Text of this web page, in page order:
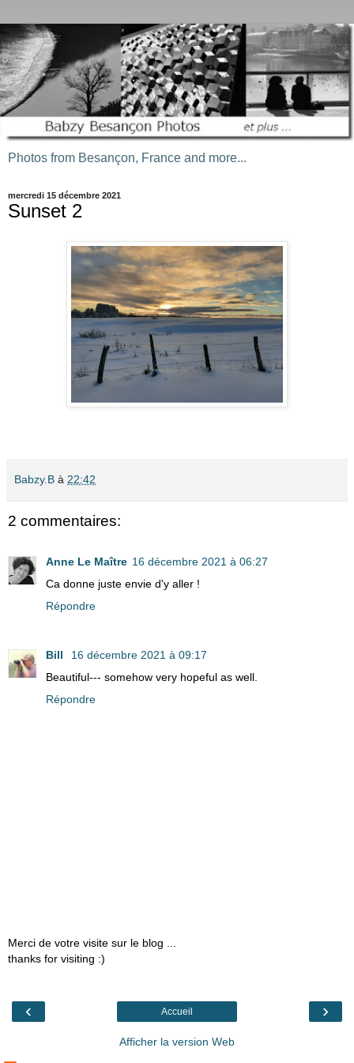
Photos from Besançon, France and more...
mercredi 15 décembre 2021
Sunset 2
Babzy.B à 22:42
2 commentaires:
Anne Le Maître 16 décembre 2021 à 06:27
Ca donne juste envie d'y aller !
Répondre
Bill
16 décembre 2021 à 09:17
Beautiful--- somehow very hopeful as well.
Répondre
Merci de votre visite sur le blog ...
thanks for visiting :)
‹ ›
Accueil
Afficher la version Web